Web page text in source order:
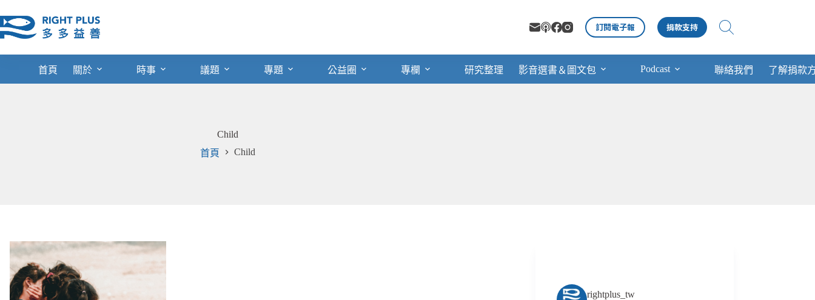
至
主
訂閱電子報 捐款支持
首頁 關於 時事 議題 專題 公益圈 專欄 研究整理 影音選書＆圖文包 Podcast 聯絡我們 了解捐款
Child
首頁
Child
rightplus_tw